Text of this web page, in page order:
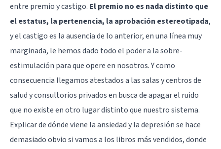
entre premio y castigo. El premio no es nada distinto que
el estatus, la pertenencia, la aprobación estereotipada,
y el castigo es la ausencia de lo anterior, en una línea muy
marginada, le hemos dado todo el poder a la sobre-
estimulación para que opere en nosotros. Y como
consecuencia llegamos atestados a las salas y centros de
salud y consultorios privados en busca de apagar el ruido
que no existe en otro lugar distinto que nuestro sistema.
Explicar de dónde viene la ansiedad y la depresión se hace
demasiado obvio si vamos a los libros más vendidos, donde